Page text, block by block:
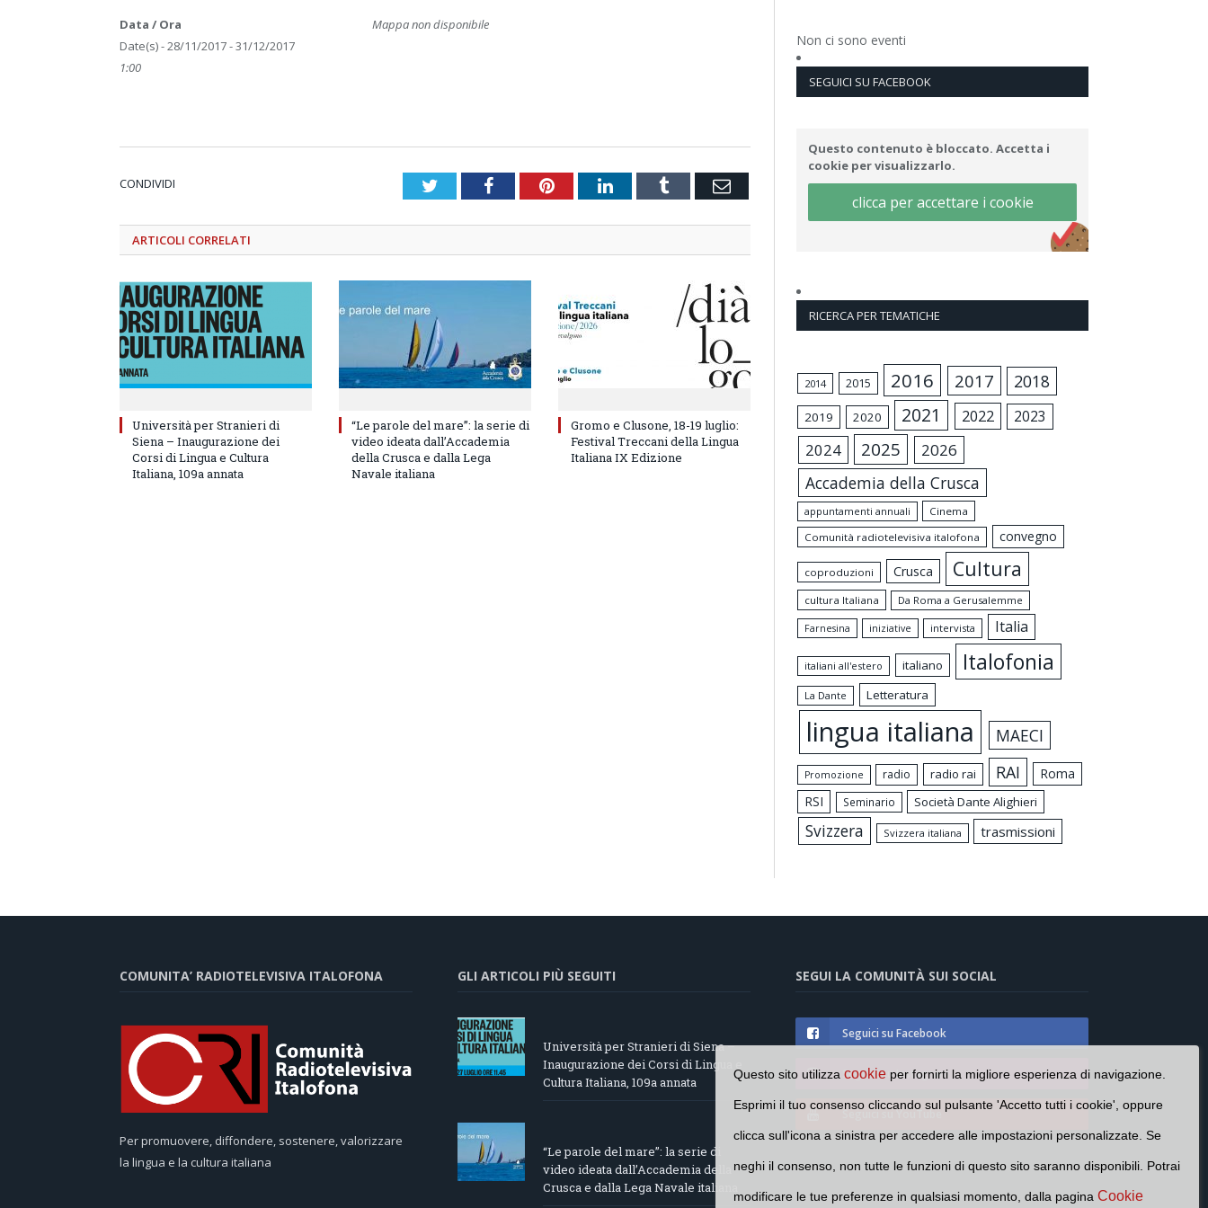
Mappa non disponibile
Data / Ora
Date(s) - 28/11/2017 - 31/12/2017
1:00
CONDIVIDI TwitterFacebookPinterestLinkedInTumblr Email
ARTICOLI CORRELATI
Università per Stranieri di
Siena – Inaugurazione dei
Corsi di Lingua e Cultura
Italiana, 109a annata
“Le parole del mare”: la serie di
video ideata dall’Accademia
della Crusca e dalla Lega
Navale italiana
Gromo e Clusone, 18-19 luglio:
Festival Treccani della Lingua
Italiana IX Edizione
Non ci sono eventi
SEGUICI SU FACEBOOK
Questo contenuto è bloccato. Accetta i
cookie per visualizzarlo.
clicca per accettare i cookie
RICERCA PER TEMATICHE
2014 2015 2016 2017 2018
2019 2020 2021 2022 2023
2024 2025 2026
Accademia della Crusca
appuntamenti annuali
Cinema
Comunità radiotelevisiva italofona
convegno
coproduzioni Crusca Cultura
cultura Italiana Da Roma a Gerusalemme
Farnesina iniziative intervista Italia
italiani all'estero italiano Italofonia
La Dante Letteratura
lingua italiana MAECI
Promozione radio radio rai RAI
Roma
RSI
Seminario Società Dante Alighieri
Svizzera Svizzera italiana trasmissioni
COMUNITA’ RADIOTELEVISIVA ITALOFONA
Per promuovere, diffondere, sostenere, valorizzare
la lingua e la cultura italiana
GLI ARTICOLI PIÙ SEGUITI
Università per Stranieri di Siena –
Inaugurazione dei Corsi di Lingua e
Cultura Italiana, 109a annata
“Le parole del mare”: la serie di
video ideata dall’Accademia della
Crusca e dalla Lega Navale italiana
SEGUI LA COMUNITÀ SUI SOCIAL
Seguici su Facebook
Seguici su Instagram
Seguici su YouTube
Questo sito utilizzacookie per fornirti la migliore esperienza di navigazione.
Esprimi il tuo consenso cliccando sul pulsante 'Accetto tutti i cookie', oppure
clicca sull'icona a sinistra per accedere alle impostazioni personalizzate. Se
neghi il consenso, non tutte le funzioni di questo sito saranno disponibili. Potrai
modificare le tue preferenze in qualsiasi momento, dalla pagina Cookie